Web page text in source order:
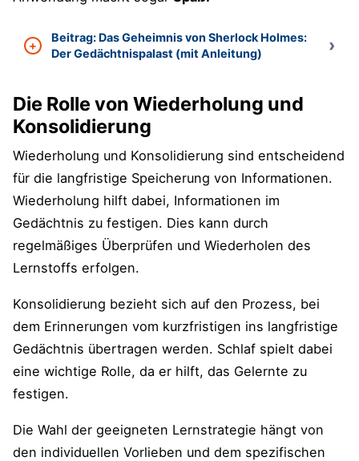
Beitrag: Das Geheimnis von Sherlock Holmes:
Der Gedächtnispalast (mit Anleitung)
Die Rolle von Wiederholung und
Konsolidierung
Wiederholung und Konsolidierung sind entscheidend
für die langfristige Speicherung von Informationen.
Wiederholung hilft dabei, Informationen im
Gedächtnis zu festigen. Dies kann durch
regelmäßiges Überprüfen und Wiederholen des
Lernstoffs erfolgen.
Konsolidierung bezieht sich auf den Prozess, bei
dem Erinnerungen vom kurzfristigen ins langfristige
Gedächtnis übertragen werden. Schlaf spielt dabei
eine wichtige Rolle, da er hilft, das Gelernte zu
festigen.
Die Wahl der geeigneten Lernstrategie hängt von
den individuellen Vorlieben und dem spezifischen